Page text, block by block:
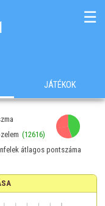
☰
JÁTÉKOK
(12616)
átlagos pontszáma